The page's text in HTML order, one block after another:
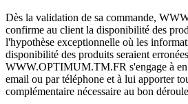
Dès la validation de sa commande,
confirme au client la disponibilité des
l'hypothèse exceptionnelle où les
disponibilité des produits seraient
WWW.OPTIMUM.TM.FR s'engage à
email ou par téléphone et à lui apporter
complémentaire nécessaire au bon